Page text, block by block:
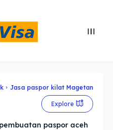
Cari
Cari
Jasa paspor kilat Magetan
Explore
paspor aceh